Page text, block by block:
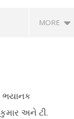
MORE
ભયાનક
અને ટી.